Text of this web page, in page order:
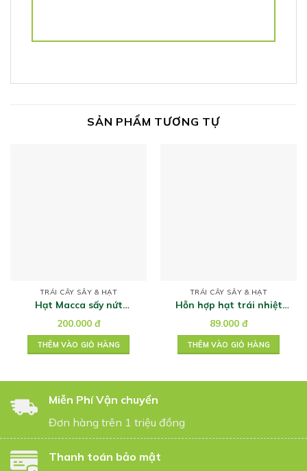
SẢN PHẨM TƯƠNG TỰ
TRÁI CÂY SẤY & HẠT
Hạt Macca sấy nứt
200.000 đ
THÊM VÀO GIỎ HÀNG
TRÁI CÂY SẤY & HẠT
Hỗn hợp hạt trái nhiệt
89.000 đ
THÊM VÀO GIỎ HÀNG
Miễn Phí Vận chuyển
Đơn hàng trên 1 triệu đồng
Thanh toán bảo mật